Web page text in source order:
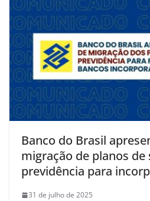
Banco do Brasil
migração de planos de
previdência para
31 de julho de 2025